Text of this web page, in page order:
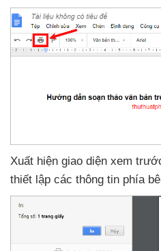
Xuất hiện giao diện xem
thiết lập các thông tin phía